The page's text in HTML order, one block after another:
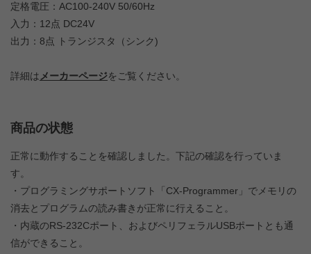
定格電圧：AC100-240V 50/60Hz
入力：12点 DC24V
出力：8点 トランジスタ（シンク)
詳細はメーカーページをご覧ください。
商品の状態
正常に動作することを確認しました。下記の確認を行っていま
す。
・プログラミングサポートソフト「CX-Programmer」でメモリの
消去とプログラムの読み書きが正常に行えること。
・内蔵のRS-232Cポート、およびペリフェラルUSBポートとも通
信ができること。